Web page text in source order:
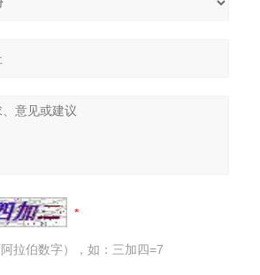
拉伯数字），如：三加四=7